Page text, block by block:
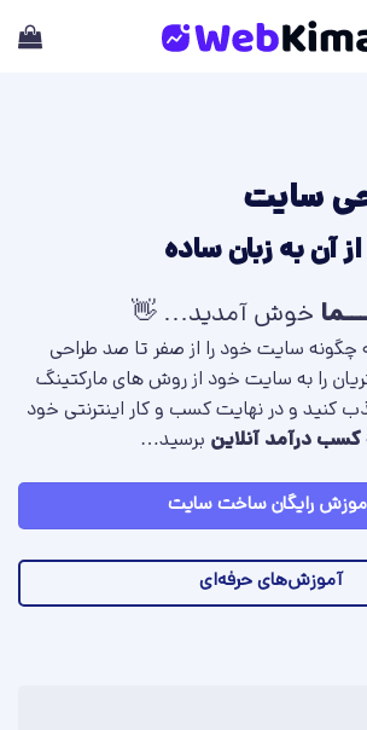
سایت
آن به زبان ساده
خوش آمدید… 👋
چگونه سایت خود را از صفر تا صد طراحی
را به سایت خود از روش های مارکتینگ
کنید و در نهایت کسب و کار اینترنتی خود
کسب درآمد آنلاین برسید…
رایگان ساخت سایت
آموزش‌های حرفه‌ای